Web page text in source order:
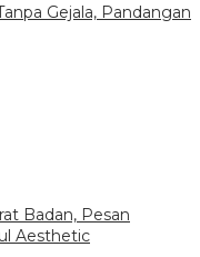
Gejala, Pandangan
Badan, Pesan
Aesthetic